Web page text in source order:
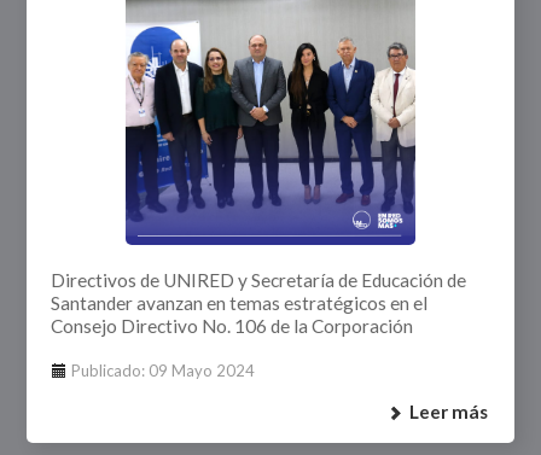
Directivos de UNIRED y Secretaría de Educación de
Santander avanzan en temas estratégicos en el
Consejo Directivo No. 106 de la Corporación
Publicado: 09 Mayo 2024
Leer más